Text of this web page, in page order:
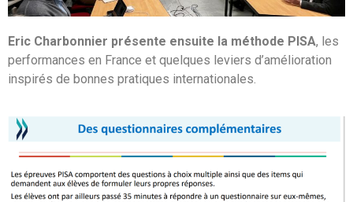
Eric Charbonnier présente ensuite la méthode PISA, les
performances en France et quelques leviers d’amélioration
inspirés de bonnes pratiques internationales.